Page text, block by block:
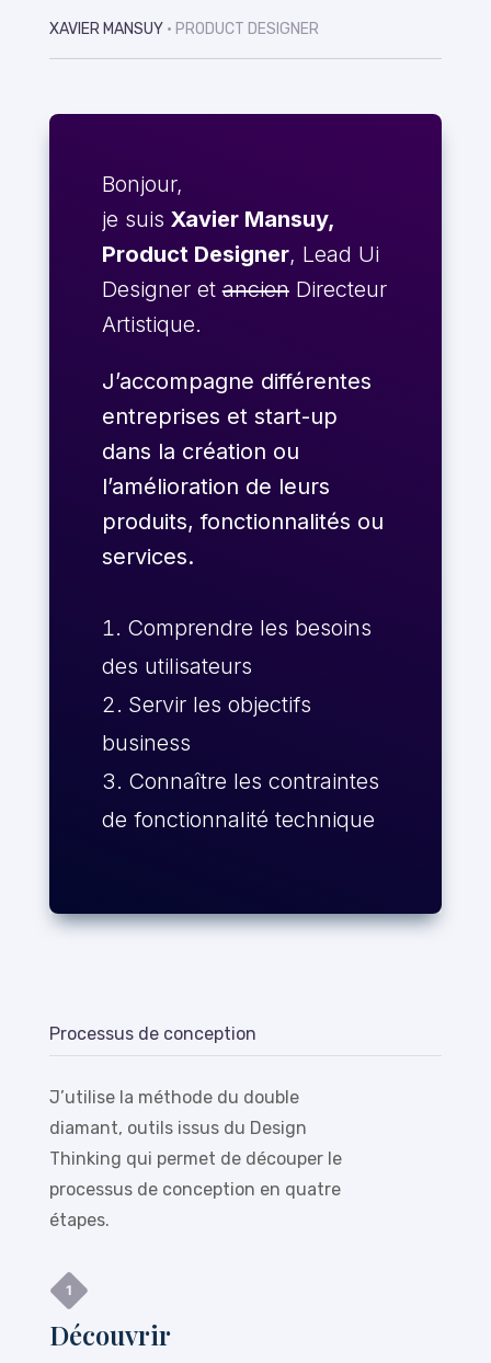
XAVIER MANSUY • PRODUCT DESIGNER
Bonjour,
je suis Xavier Mansuy,
Product Designer, Lead Ui
Designer etancienDirecteur
Artistique.
J’accompagne différentes
entreprises et start-up
dans la création ou
l’amélioration de leurs
produits, fonctionnalités ou
services.
Comprendre les besoins
des utilisateurs
Servir les objectifs
business
Connaître les contraintes
de fonctionnalité technique
Processus de conception
J’utilise la méthode du double
diamant, outils issus du Design
Thinking qui permet de découper le
processus de conception en quatre
étapes.
Découvrir